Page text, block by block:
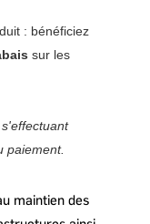
: bénéficiez
sur les
paiement.
maintien des